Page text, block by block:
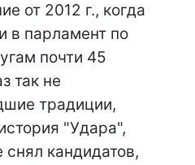
от 2012 г., когда
в парламент по
почти 45
так не
традиции,
"Удара",
снял кандидатов,